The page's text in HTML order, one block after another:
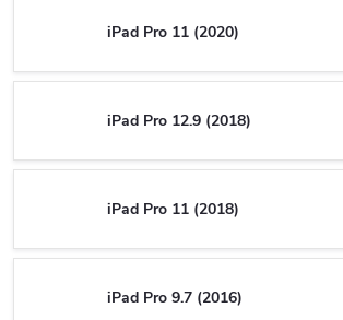
iPad Pro 11 (2020)
iPad Pro 12.9 (2018)
iPad Pro 11 (2018)
iPad Pro 9.7 (2016)